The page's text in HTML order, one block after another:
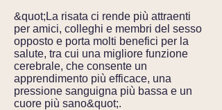
&quot;La risata ci rende più attraenti
per amici, colleghi e membri del sesso
opposto e porta molti benefici per la
salute, tra cui una migliore funzione
cerebrale, che consente un
apprendimento più efficace, una
pressione sanguigna più bassa e un
cuore più sano&quot;.